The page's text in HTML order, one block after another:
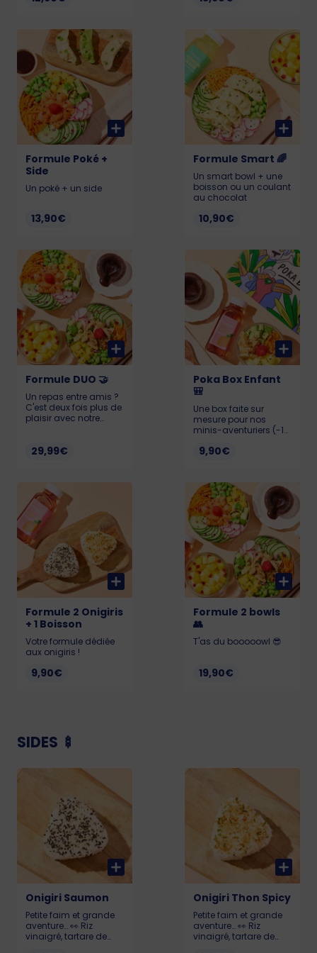
Formule Poké +
Side
Un poké + un side
13,90€
Formule Smart 🌈
Un smart bowl + une
boisson ou un coulant
au chocolat
10,90€
Formule DUO 🤝
Un repas entre amis ?
C'est deux fois plus de
plaisir avec notre
29,99€
Poka Box Enfant
🎒
Une box faite sur
mesure pour nos
minis-aventuriers (-12
trouvé la formule
Mini Poké au poulet,
une boisson et un
dessert + une surprise
! Allergènes : Soja,
gluten, sésame et
sulfites
9,90€
Formule 2 Onigiris
+ 1 Boisson
Votre formule dédiée
aux onigiris !
9,90€
Formule 2 bowls
👥
T'as du booooowl 😎
19,90€
SIDES 🍢
Onigiri Saumon
Petite faim et grande
aventure… 👀 Riz
vinaigré, tartare de
Onigiri Thon Spicy
Petite faim et grande
aventure… 👀 Riz
vinaigré, tartare de